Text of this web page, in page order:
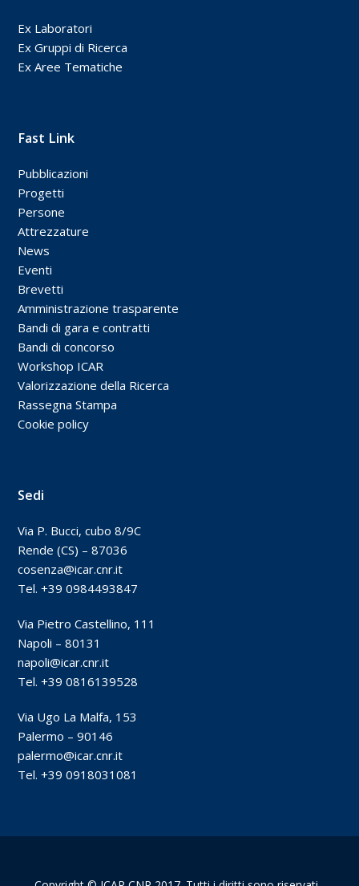
Ex Laboratori
Ex Gruppi di Ricerca
Ex Aree Tematiche
Fast Link
Pubblicazioni
Progetti
Persone
Attrezzature
News
Eventi
Brevetti
Amministrazione trasparente
Bandi di gara e contratti
Bandi di concorso
Workshop ICAR
Valorizzazione della Ricerca
Rassegna Stampa
Cookie policy
Sedi
Via P. Bucci, cubo 8/9C
Rende (CS) – 87036
cosenza@icar.cnr.it
Tel. +39 0984493847
Via Pietro Castellino, 111
Napoli – 80131
napoli@icar.cnr.it
Tel. +39 0816139528
Via Ugo La Malfa, 153
Palermo – 90146
palermo@icar.cnr.it
Tel. +39 0918031081